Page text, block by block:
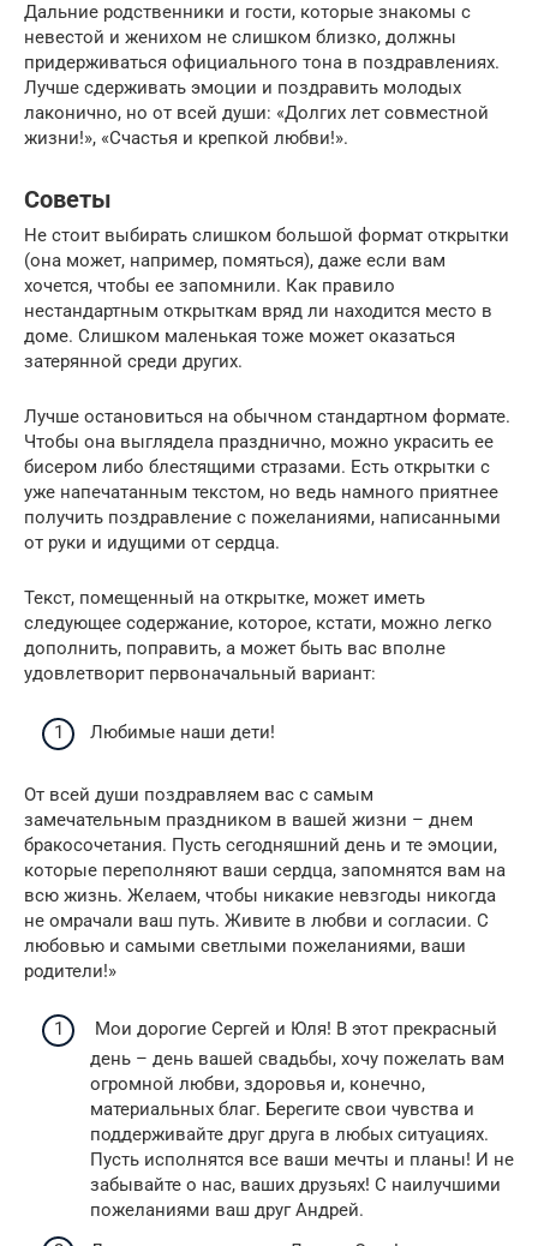
Дальние родственники и гости, которые знакомы с
невестой и женихом не слишком близко, должны
придерживаться официального тона в поздравлениях.
Лучше сдерживать эмоции и поздравить молодых
лаконично, но от всей души: «Долгих лет совместной
жизни!», «Счастья и крепкой любви!».
Советы
Не стоит выбирать слишком большой формат открытки
(она может, например, помяться), даже если вам
хочется, чтобы ее запомнили. Как правило
нестандартным открыткам вряд ли находится место в
доме. Слишком маленькая тоже может оказаться
затерянной среди других.
Лучше остановиться на обычном стандартном формате.
Чтобы она выглядела празднично, можно украсить ее
бисером либо блестящими стразами. Есть открытки с
уже напечатанным текстом, но ведь намного приятнее
получить поздравление с пожеланиями, написанными
от руки и идущими от сердца.
Текст, помещенный на открытке, может иметь
следующее содержание, которое, кстати, можно легко
дополнить, поправить, а может быть вас вполне
удовлетворит первоначальный вариант:
Любимые наши дети!
От всей души поздравляем вас с самым
замечательным праздником в вашей жизни – днем
бракосочетания. Пусть сегодняшний день и те эмоции,
которые переполняют ваши сердца, запомнятся вам на
всю жизнь. Желаем, чтобы никакие невзгоды никогда
не омрачали ваш путь. Живите в любви и согласии. С
любовью и самыми светлыми пожеланиями, ваши
родители!»
Мои дорогие Сергей и Юля! В этот прекрасный
день – день вашей свадьбы, хочу пожелать вам
огромной любви, здоровья и, конечно,
материальных благ. Берегите свои чувства и
поддерживайте друг друга в любых ситуациях.
Пусть исполнятся все ваши мечты и планы! И не
забывайте о нас, ваших друзьях! С наилучшими
пожеланиями ваш друг Андрей.